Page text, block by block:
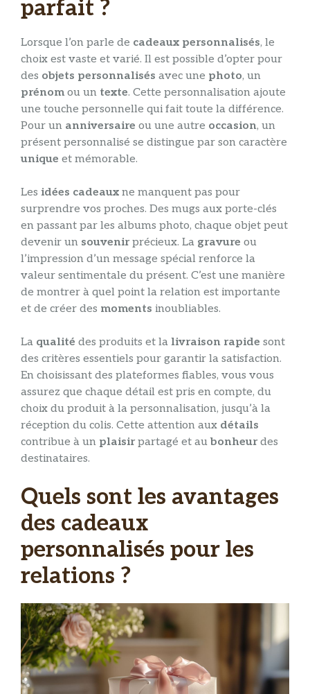
parfait ?
Lorsque l’on parle de cadeaux personnalisés, le
choix est vaste et varié. Il est possible d’opter pour
des objets personnalisés avec une photo, un
prénomou un texte. Cette personnalisation ajoute
une touche personnelle qui fait toute la différence.
Pour un anniversaire ou une autre occasion, un
présent personnalisé se distingue par son caractère
unique et mémorable.
Les idées cadeaux ne manquent pas pour
surprendre vos proches. Des mugs aux porte-clés
en passant par les albums photo, chaque objet peut
devenir un souvenirprécieux. La gravure ou
l’impression d’un message spécial renforce la
valeur sentimentale du présent. C’est une manière
de montrer à quel point la relation est importante
et de créer des moments inoubliables.
La qualité des produits et la livraison rapide sont
des critères essentiels pour garantir la satisfaction.
En choisissant des plateformes fiables, vous vous
assurez que chaque détail est pris en compte, du
choix du produit à la personnalisation, jusqu’à la
réception du colis. Cette attention aux détails
contribue à un plaisirpartagé et aubonheurdes
destinataires.
Quels sont les avantages
des cadeaux
personnalisés pour les
relations ?